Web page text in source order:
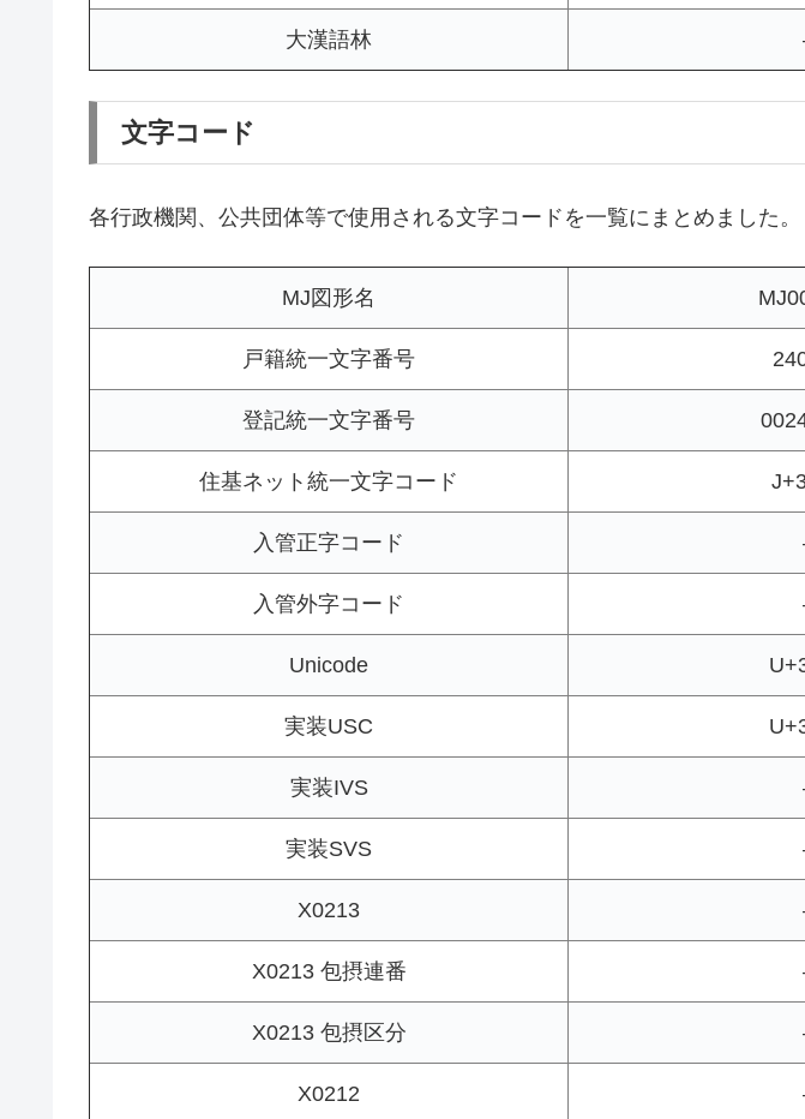
大漢語林
文字コード
各行政機関、公共団体等で使用される文字コードを一覧にまとめました。
MJ図形名
戸籍統一文字番号
登記統一文字番号
住基ネット統一文字コード
入管正字コード
入管外字コード
Unicode
実装USC
実装IVS
実装SVS
X0213
X0213 包摂連番
X0213 包摂区分
X0212